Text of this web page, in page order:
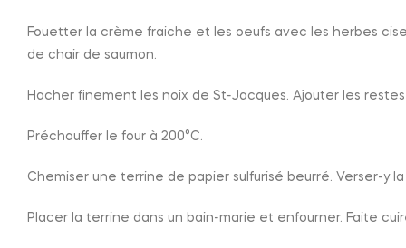
Fouetter la crème fraiche et les oeufs avec les herbes
de chair de saumon.
Hacher finement les noix de St-Jacques. Ajouter les
Préchauffer le four à 200°C.
Chemiser une terrine de papier sulfurisé beurré. Verser-y
Placer la terrine dans un bain-marie et enfourner. Faite